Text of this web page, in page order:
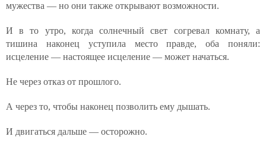
мужества — но они также открывают возможности.
И в то утро, когда солнечный свет согревал комнату, а
тишина наконец уступила место правде, оба поняли:
исцеление — настоящее исцеление — может начаться.
Не через отказ от прошлого.
А через то, чтобы наконец позволить ему дышать.
И двигаться дальше — осторожно.